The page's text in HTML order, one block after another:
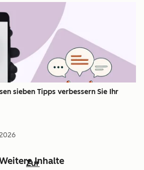
sieben Tipps verbessern Sie Ihr
Inhalte
Zur